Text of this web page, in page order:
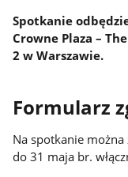
Spotkanie
Crowne Plaza –
2 w Warszawie.
Formularz
Na spotkanie
do 31 maja br.